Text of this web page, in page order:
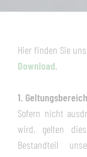
Hier finden Sie
Download.
1. Geltungsbereich
Sofern nicht
wird, gelten
Bestandteil